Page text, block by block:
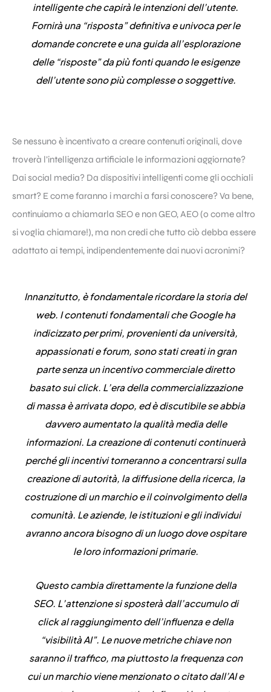
intelligente che capirà le intenzioni dell’utente.
Fornirà una “risposta” definitiva e univoca per le
domande concrete e una guida all’esplorazione
delle “risposte” da più fonti quando le esigenze
dell’utente sono più complesse o soggettive.
Se nessuno è incentivato a creare contenuti originali, dove
troverà l’intelligenza artificiale le informazioni aggiornate?
Dai social media? Da dispositivi intelligenti come gli occhiali
smart? E come faranno i marchi a farsi conoscere? Va bene,
continuiamo a chiamarla SEO e non GEO, AEO (o come altro
si voglia chiamare!), ma non credi che tutto ciò debba essere
adattato ai tempi, indipendentemente dai nuovi acronimi?
Innanzitutto, è fondamentale ricordare la storia del
web. I contenuti fondamentali che Google ha
indicizzato per primi, provenienti da università,
appassionati e forum, sono stati creati in gran
parte senza un incentivo commerciale diretto
basato sui click. L’era della commercializzazione
di massa è arrivata dopo, ed è discutibile se abbia
davvero aumentato la qualità media delle
informazioni. La creazione di contenuti continuerà
perché gli incentivi torneranno a concentrarsi sulla
creazione di autorità, la diffusione della ricerca, la
costruzione di un marchio e il coinvolgimento della
comunità. Le aziende, le istituzioni e gli individui
avranno ancora bisogno di un luogo dove ospitare
le loro informazioni primarie.
Questo cambia direttamente la funzione della
SEO. L’attenzione si sposterà dall’accumulo di
click al raggiungimento dell’influenza e della
“visibilità AI”. Le nuove metriche chiave non
saranno il traffico, ma piuttostola frequenza con
cui un marchio viene menzionato o citato dall’AI e